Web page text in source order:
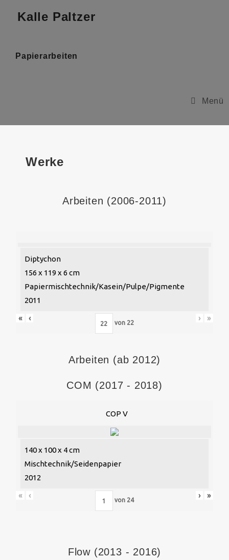
Kalle Paltzer
Papierarbeiten
Menü
Werke
Arbeiten (2006-2011)
Diptychon
156 x 119 x 6 cm
Papiermischtechnik/Kasein/Pulpe/Pigmente
2011
« ‹
von 22
› »
Arbeiten (ab 2012)
COM (2017 - 2018)
COP V
140 x 100 x 4 cm
Mischtechnik/Seidenpapier
2012
« ‹
von 24
› »
Flow (2013 - 2016)